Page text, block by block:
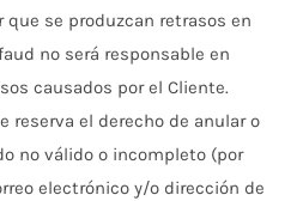
que se produzcan retrasos en
no será responsable en
causados por el Cliente.
reserva el derecho de anular o
no válido o incompleto (por
electrónico y/o dirección de